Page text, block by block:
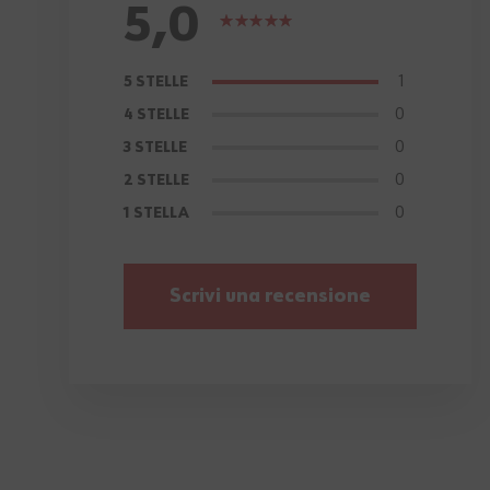
5,0
Valutazione:
5 STELLE 1
4 STELLE 0
3 STELLE 0
2 STELLE 0
1 STELLA 0
Scrivi una recensione